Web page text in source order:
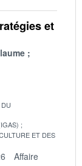
et
ET DES
Affaire